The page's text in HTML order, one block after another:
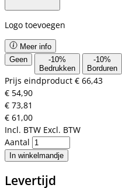
Logo toevoegen
Meer info
Geen
-10%
Bedrukken
-10%
Borduren
Prijs eindproduct € 66,43
€ 54,90
€ 73,81
€ 61,00
Incl. BTW Excl. BTW
Aantal
In winkelmandje
Levertijd